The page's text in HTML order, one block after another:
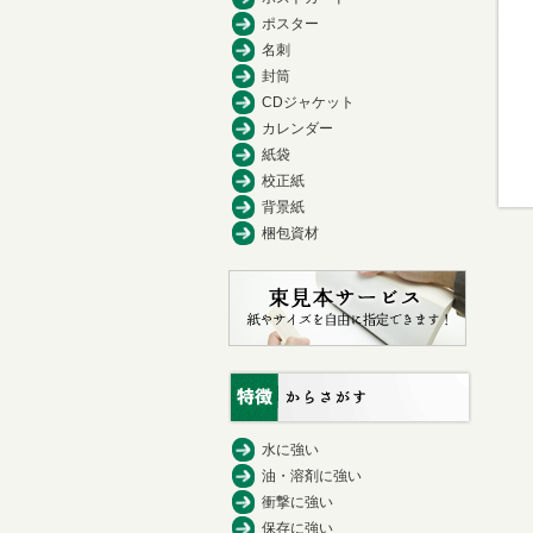
ポスター
名刺
封筒
CDジャケット
カレンダー
紙袋
校正紙
背景紙
梱包資材
水に強い
油・溶剤に強い
衝撃に強い
保存に強い